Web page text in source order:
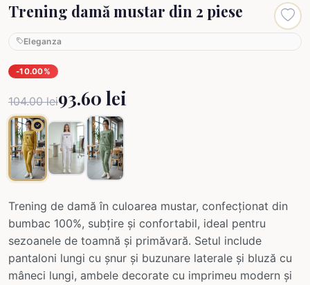
Trening damă mustar din 2 piese
Eleganza
-10.00%
104.00 lei93.60 lei
Trening de damă în culoarea mustar, confecționat din
bumbac 100%, subțire și confortabil, ideal pentru
sezoanele de toamnă și primăvară. Setul include
pantaloni lungi cu șnur și buzunare laterale și bluză cu
mâneci lungi, ambele decorate cu imprimeu modern și